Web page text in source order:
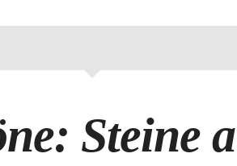
Steine